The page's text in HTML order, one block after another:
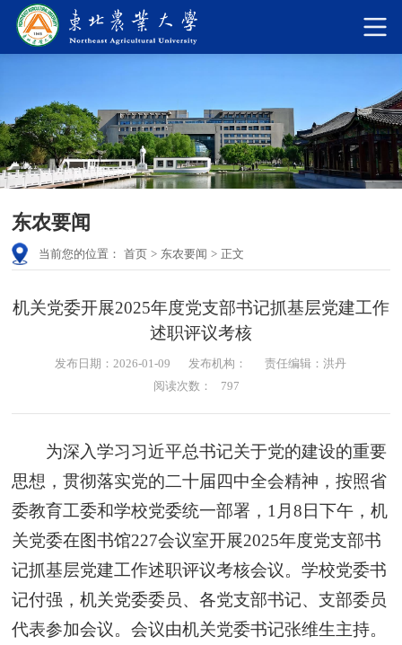
东农要闻
当前您的位置： 首页 > 东农要闻 > 正文
机关党委开展2025年度党支部书记抓基层党建工作
述职评议考核
发布日期：2026-01-09 发布机构：
责任编辑：洪丹
阅读次数：
797
为深入学习习近平总书记关于党的建设的重要
思想，贯彻落实党的二十届四中全会精神，按照省
委教育工委和学校党委统一部署，1月8日下午，机
关党委在图书馆227会议室开展2025年度党支部书
记抓基层党建工作述职评议考核会议。学校党委书
记付强，机关党委委员、各党支部书记、支部委员
代表参加会议。会议由机关党委书记张维生主持。